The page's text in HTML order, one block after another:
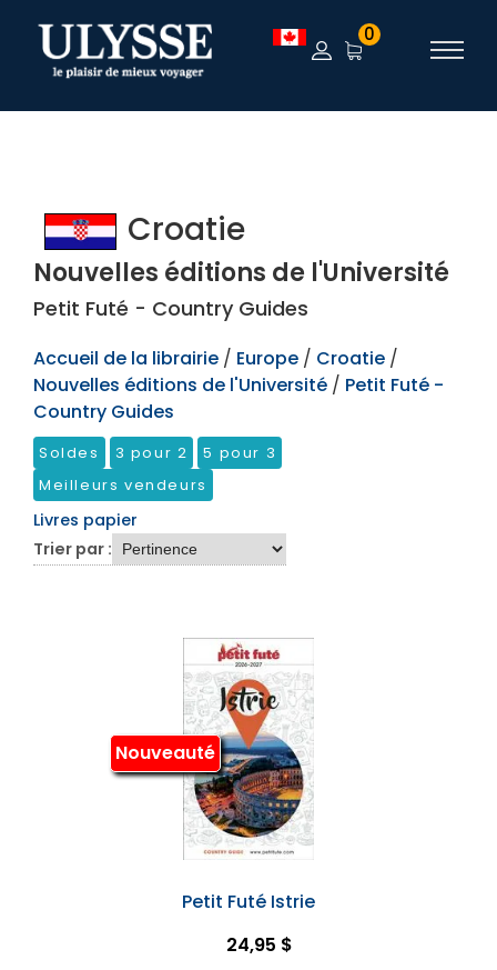
TEST 0
Croatie
Nouvelles éditions de l'Université
Petit Futé - Country Guides
Accueil de la librairie / Europe / Croatie /
Nouvelles éditions de l'Université / Petit Futé -
Country Guides
Soldes 3 pour 2
5 pour 3
Meilleurs vendeurs
Livres papier
Trier par :
Nouveauté
Petit Futé Istrie
24,95 $